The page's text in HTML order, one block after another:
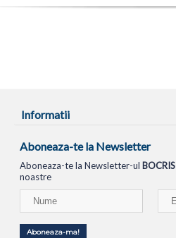
Informatii
Aboneaza-te la Newsletter
Aboneaza-te la Newsletter-ul BOCRIS
noastre
Aboneaza-ma!